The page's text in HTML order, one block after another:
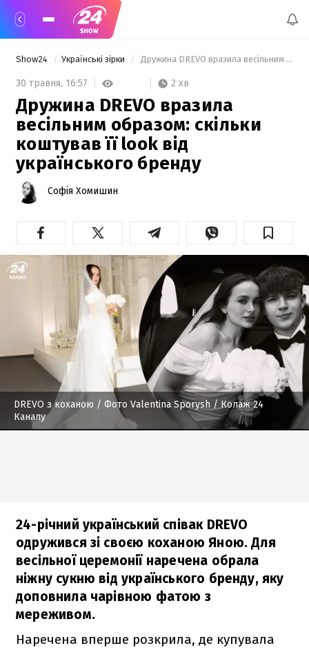
Show24 Українські зірки Дружина DREVO вразила весільним образом: скільки коштував її look від українського бренду
30 травня, 16:57 2 хв
Дружина DREVO вразила
весільним образом: скільки
коштував її look від
українського бренду
Софія Хомишин
DREVO з коханою / Фото Valentina Sporysh / Колаж 24
Каналу
24-річний український співак DREVO
одружився зі своєю коханою Яною. Для
весільної церемонії наречена обрала
ніжну сукню від українського бренду, яку
доповнила чарівною фатою з
мереживом.
Наречена вперше розкрила, де купувала